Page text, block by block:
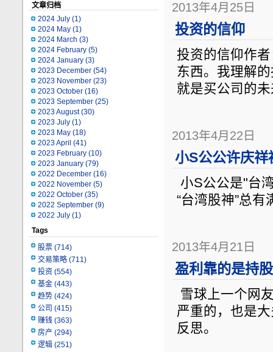
文章归档
2024 July (1)
2024 May (1)
2024 March (3)
2024 February (5)
2024 January (3)
2023 December (54)
2023 November (23)
2023 October (16)
2023 September (25)
2023 August(30)
2023 July (1)
2023 May (18)
2023 April (41)
2023 February (10)
2023 January (79)
2022 December (16)
2022 November (5)
2022 October (35)
2022 September (9)
2022 July (1)
Tags
股票 (714)
交易策略 (711)
投资 (554)
基金 (443)
趋势 (424)
公司 (415)
赚钱 (363)
房产 (294)
逻辑 (251)
2013年4月25日
投资的信仰
投资的信仰作
东西。我理解
就是买公司的
2013年4月22日
小S公公许庆
小S公公是"台
“台湾股神”总有
2013年4月21日
盈利靠的是持
雪球上一个网
严重的，也是
反思。